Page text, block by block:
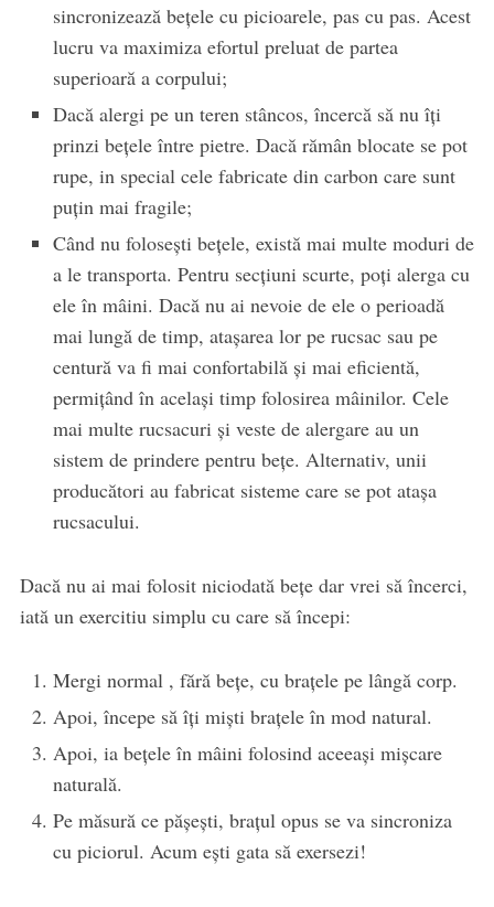
sincronizează bețele cu picioarele, pas cu pas. Acest
lucru va maximiza efortul preluat de partea
superioară a corpului;
Dacă alergi pe un teren stâncos, încercă să nu îți
prinzi bețele între pietre. Dacă rămân blocate se pot
rupe, in special cele fabricate din carbon care sunt
puțin mai fragile;
Când nu folosești bețele, există mai multe moduri de
a le transporta. Pentru secțiuni scurte, poți alerga cu
ele în mâini. Dacă nu ai nevoie de ele o perioadă
mai lungă de timp, atașarea lor pe rucsac sau pe
centură va fi mai confortabilă și mai eficientă,
permițând în același timp folosirea mâinilor. Cele
mai multe rucsacuri și veste de alergare au un
sistem de prindere pentru bețe. Alternativ, unii
producători au fabricat sisteme care se pot atașa
rucsacului.
Dacă nu ai mai folosit niciodată bețe dar vrei să încerci,
iată un exercitiu simplu cu care să începi:
Mergi normal , fără bețe, cu brațele pe lângă corp.
Apoi, începe să îți miști brațele în mod natural.
Apoi, ia bețele în mâini folosind aceeași mișcare
naturală.
Pe măsură ce pășești, brațul opus se va sincroniza
cu piciorul. Acum ești gata să exersezi!